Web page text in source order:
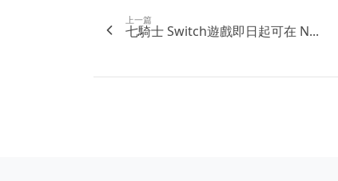
上一篇
七騎士 Switch遊戲即日起可在 N...